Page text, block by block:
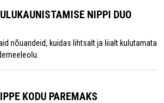
NIPPI DUO
nõuandeid, kuidas lihtsalt ja liialt kulutamata
KODU PAREMAKS